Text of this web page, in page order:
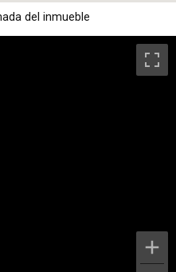
del inmueble